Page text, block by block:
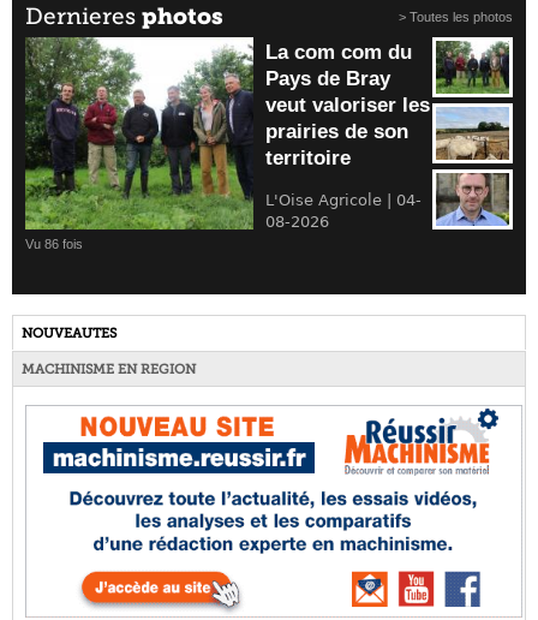
> Toutes les photos
Dernieres photos
La com com du
Pays de Bray
veut valoriser les
prairies de son
territoire
L'Oise Agricole | 04-
08-2026
Vu 86 fois
NOUVEAUTES
MACHINISME EN REGION